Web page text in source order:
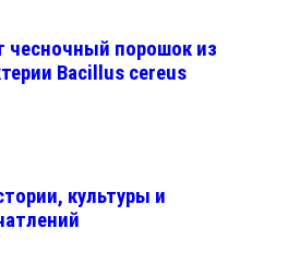
чесночный порошок из
Bacillus cereus
культуры и